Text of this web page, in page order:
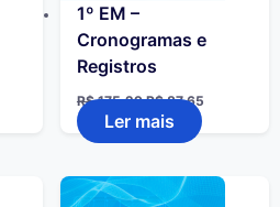
1º EM –
Cronogramas e
Registros
R$175,29 R$87,65
Ler mais